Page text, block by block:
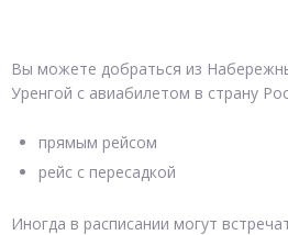
Вы можете добраться из
Уренгой с авиабилетом в страну
прямым рейсом
рейс с пересадкой
Иногда в расписании могут